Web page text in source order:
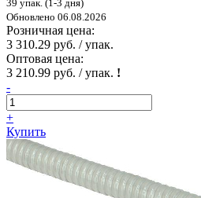
39 упак. (1-3 дня)
Обновлено 06.08.2026
Розничная цена:
3 310.29 руб. / упак.
Оптовая цена:
3 210.99 руб. / упак. !
-
+
Купить